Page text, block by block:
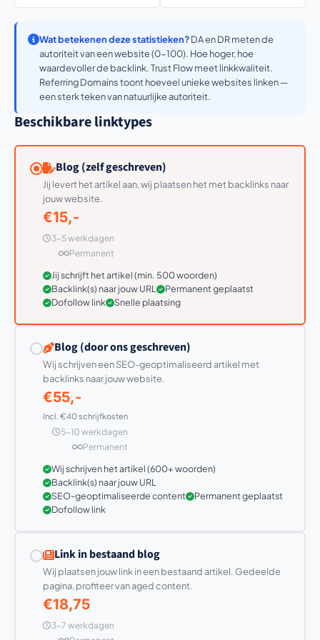
Wat betekenen deze statistieken?DA en DR meten de
autoriteit van een website (0-100). Hoe hoger, hoe
waardevoller de backlink. Trust Flow meet linkkwaliteit.
Referring Domains toont hoeveel unieke websites linken —
een sterk teken van natuurlijke autoriteit.
Beschikbare linktypes
Blog (zelf geschreven)
Jij levert het artikel aan, wij plaatsen het met backlinks naar
jouw website.
€15,-
3-5 werkdagen
Permanent
Jij schrijft het artikel (min. 500 woorden)
Backlink(s) naar jouw URL
Permanent geplaatst
Dofollow link
Snelle plaatsing
Blog (door ons geschreven)
Wij schrijven een SEO-geoptimaliseerd artikel met
backlinks naar jouw website.
€55,-
Incl. €40 schrijfkosten
5-10 werkdagen
Permanent
Wij schrijven het artikel (600+ woorden)
Backlink(s) naar jouw URL
SEO-geoptimaliseerde content
Permanent geplaatst
Dofollow link
Link in bestaand blog
Wij plaatsen jouw link in een bestaand artikel. Gedeelde
pagina, profiteer van aged content.
€18,75
3-7 werkdagen